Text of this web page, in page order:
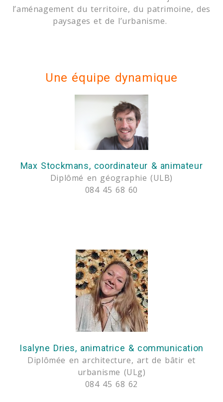
l’aménagement du territoire, du patrimoine, des
paysages et de l’urbanisme.
Une équipe dynamique
Max Stockmans, coordinateur & animateur
Diplômé en géographie (ULB)
084 45 68 60
Isalyne Dries, animatrice & communication
Diplômée en architecture, art de bâtir et
urbanisme (ULg)
084 45 68 62